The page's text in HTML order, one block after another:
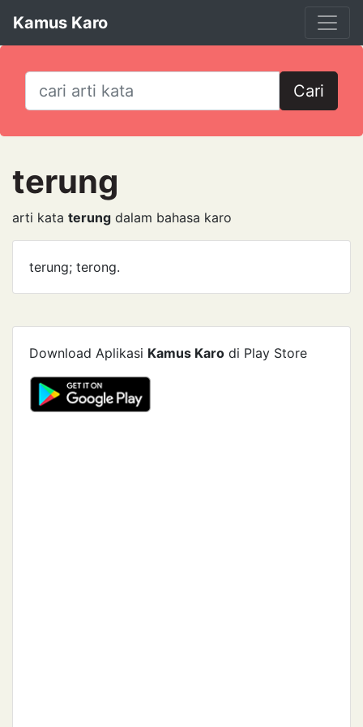
Kamus Karo
Cari
terung
arti kata terung dalam bahasa karo
terung; terong.
Download Aplikasi Kamus Karo di Play Store